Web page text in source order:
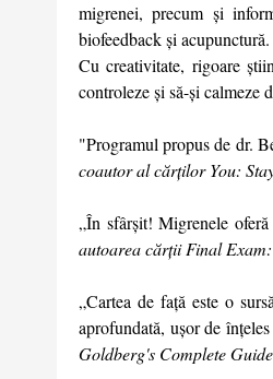
migrenei, precum și
biofeedback și acupunctură.
Cu creativitate, rigoare
controleze și să-și calmeze
"Programul propus de dr.
coautor al cărților You:
„În sfârșit! Migrenele
autoarea cărții Final
„Cartea de față este o
aprofundată, ușor de
Goldberg's Complete